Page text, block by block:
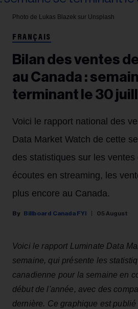
Photo de Lukas Blazek sur Unsplash
FRANÇAIS
Bilan des ventes
au Canada :
terminant le 30
Voici le rapport national des
Data Market Watch de cette
des statistiques sur les ventes
écoutes en streaming, les
plus encore au Canada.
Billboard Canada FYI 05 August
Voici le rapport Luminate Data
semaine, qui présente les
canadienne pour la semaine en
début de l'année, avec des
dernière. Ce graphique est publié